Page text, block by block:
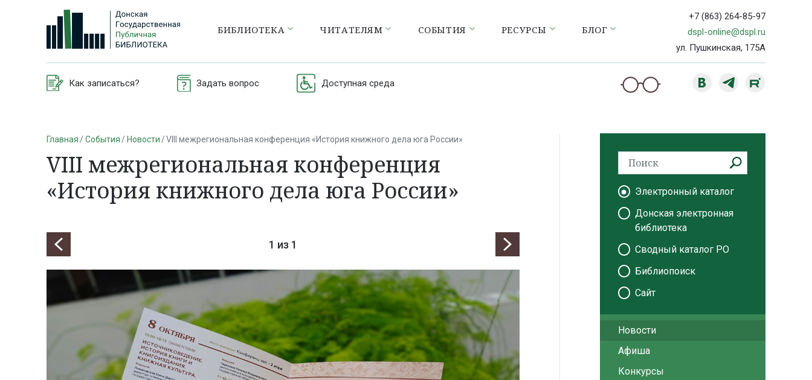
БИБЛИОТЕКА ЧИТАТЕЛЯМ СОБЫТИЯ РЕСУРСЫ БЛОГ
+7 (863) 264-85-97
dspl-online@dspl.ru
ул. Пушкинская, 175А
Как записаться? Задать вопрос Доступная среда
Главная События Новости VIII межрегиональная конференция «История книжного дела юга России»
VIII межрегиональная конференция
«История книжного дела юга России»
1 из 1
Электронный каталог
Донская электронная
библиотека
Сводный каталог РО
Библиопоиск
Сайт
Новости
Афиша
Конкурсы